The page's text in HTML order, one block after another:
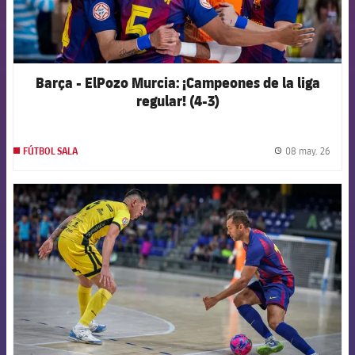
Barça - ElPozo Murcia: ¡Campeones de la liga
regular! (4-3)
FÚTBOL SALA 08 may. 26
FCB Barcelona badge